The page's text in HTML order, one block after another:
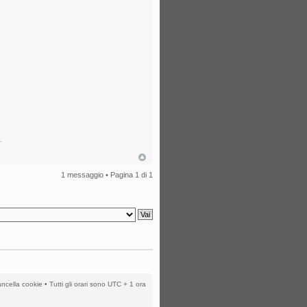
1 messaggio • Pagina 1 di 1
cookie • Tutti gli orari sono UTC + 1 ora